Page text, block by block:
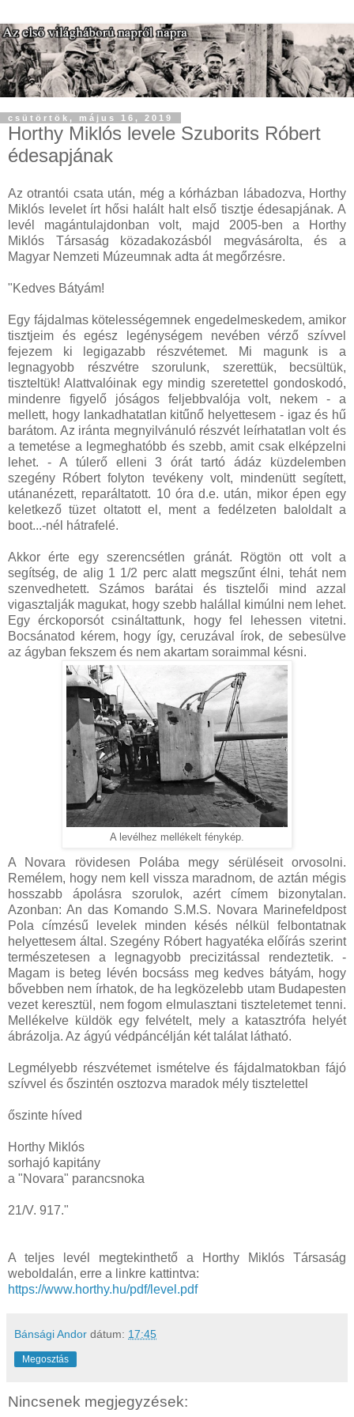
csütörtök, május 16, 2019
Horthy Miklós levele Szuborits Róbert
édesapjának
Az otrantói csata után, még a kórházban lábadozva, Horthy
Miklós levelet írt hősi halált halt első tisztje édesapjának. A
levél magántulajdonban volt, majd 2005-ben a Horthy
Miklós Társaság közadakozásból megvásárolta, és a
Magyar Nemzeti Múzeumnak adta át megőrzésre.
"Kedves Bátyám!
Egy fájdalmas kötelességemnek engedelmeskedem, amikor
tisztjeim és egész legénységem nevében vérző szívvel
fejezem ki legigazabb részvétemet. Mi magunk is a
legnagyobb részvétre szorulunk, szerettük, becsültük,
tiszteltük! Alattvalóinak egy mindig szeretettel gondoskodó,
mindenre figyelő jóságos feljebbvalója volt, nekem - a
mellett, hogy lankadhatatlan kitűnő helyettesem - igaz és hű
barátom. Az iránta megnyilvánuló részvét leírhatatlan volt és
a temetése a legmeghatóbb és szebb, amit csak elképzelni
lehet. - A túlerő elleni 3 órát tartó ádáz küzdelemben
szegény Róbert folyton tevékeny volt, mindenütt segített,
utánanézett, reparáltatott. 10 óra d.e. után, mikor épen egy
keletkező tüzet oltatott el, ment a fedélzeten baloldalt a
boot...-nél hátrafelé.
Akkor érte egy szerencsétlen gránát. Rögtön ott volt a
segítség, de alig 1 1/2 perc alatt megszűnt élni, tehát nem
szenvedhetett. Számos barátai és tisztelői mind azzal
vigasztalják magukat, hogy szebb halállal kimúlni nem lehet.
Egy érckoporsót csináltattunk, hogy fel lehessen vitetni.
Bocsánatod kérem, hogy így, ceruzával írok, de sebesülve
az ágyban fekszem és nem akartam soraimmal késni.
A levélhez mellékelt fénykép.
A Novara rövidesen Polába megy sérüléseit orvosolni.
Remélem, hogy nem kell vissza maradnom, de aztán mégis
hosszabb ápolásra szorulok, azért címem bizonytalan.
Azonban: An das Komando S.M.S. Novara Marinefeldpost
Pola címzésű levelek minden késés nélkül felbontatnak
helyettesem által. Szegény Róbert hagyatéka előírás szerint
természetesen a legnagyobb precizitással rendeztetik. -
Magam is beteg lévén bocsáss meg kedves bátyám, hogy
bővebben nem írhatok, de ha legközelebb utam Budapesten
vezet keresztül, nem fogom elmulasztani tiszteletemet tenni.
Mellékelve küldök egy felvételt, mely a katasztrófa helyét
ábrázolja. Az ágyú védpáncélján két találat látható.
Legmélyebb részvétemet ismételve és fájdalmatokban fájó
szívvel és őszintén osztozva maradok mély tisztelettel
őszinte híved
Horthy Miklós
sorhajó kapitány
a "Novara" parancsnoka
21/V. 917."
A teljes levél megtekinthető a Horthy Miklós Társaság
weboldalán, erre a linkre kattintva:
https://www.horthy.hu/pdf/level.pdf
Bánsági Andor dátum: 17:45
Megosztás
Nincsenek megjegyzések: